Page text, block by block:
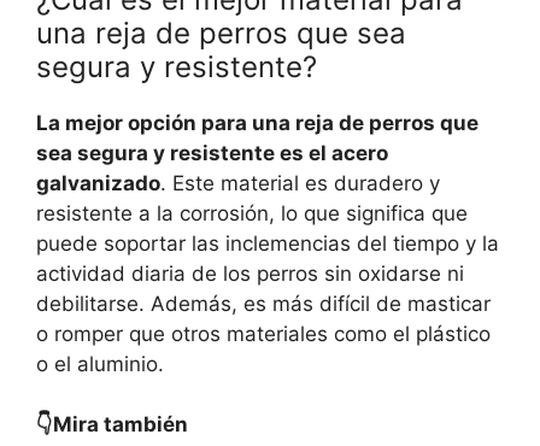
una reja de perros que sea
segura y resistente?
La mejor opción para una reja de perros que
sea segura y resistente es el acero
galvanizado. Este material es duradero y
resistente a la corrosión, lo que significa que
puede soportar las inclemencias del tiempo y la
actividad diaria de los perros sin oxidarse ni
debilitarse. Además, es más difícil de masticar
o romper que otros materiales como el plástico
o el aluminio.
👇Mira también